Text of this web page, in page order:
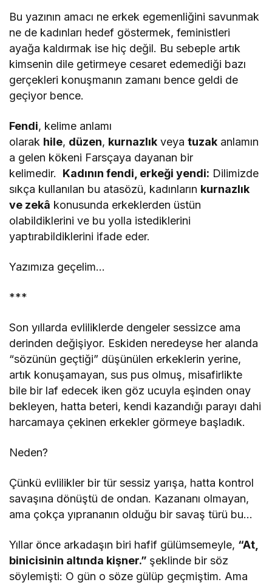
Bu yazının amacı ne erkek egemenliğini savunmak
ne de kadınları hedef göstermek, feministleri
ayağa kaldırmak ise hiç değil. Bu sebeple artık
kimsenin dile getirmeye cesaret edemediği bazı
gerçekleri konuşmanın zamanı bence geldi de
geçiyor bence.
Fendi, kelime anlamı
olarak hile, düzen, kurnazlık veyatuzak anlamın
a gelen kökeni Farsçaya dayanan bir
kelimedir. Kadının fendi, erkeği yendi: Dilimizde
sıkça kullanılan bu atasözü, kadınların kurnazlık
ve zekâ konusunda erkeklerden üstün
olabildiklerini ve bu yolla istediklerini
yaptırabildiklerini ifade eder.
Yazımıza geçelim…
***
Son yıllarda evliliklerde dengeler sessizce ama
derinden değişiyor. Eskiden neredeyse her alanda
“sözünün geçtiği” düşünülen erkeklerin yerine,
artık konuşamayan, sus pus olmuş, misafirlikte
bile bir laf edecek iken göz ucuyla eşinden onay
bekleyen, hatta beteri, kendi kazandığı parayı dahi
harcamaya çekinen erkekler görmeye başladık.
Neden?
Çünkü evlilikler bir tür sessiz yarışa, hatta kontrol
savaşına dönüştü de ondan. Kazananı olmayan,
ama çokça yıprananın olduğu bir savaş türü bu…
Yıllar önce arkadaşın biri hafif gülümsemeyle, “At,
binicisinin altında kişner.” şeklinde bir söz
söylemişti: O gün o söze gülüp geçmiştim. Ama